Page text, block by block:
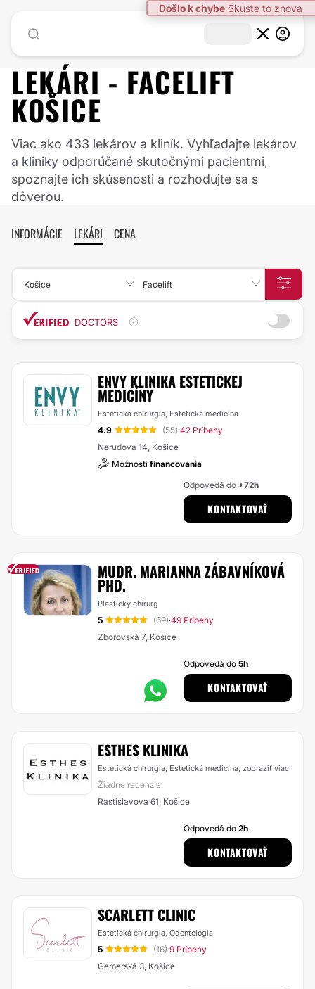
LEKÁRI - FACELIFT
KOŠICE
Viac ako 433 lekárov a kliník. Vyhľadajte lekárov
a kliniky odporúčané skutočnými pacientmi,
spoznajte ich skúsenosti a rozhodujte sa s
dôverou.
INFORMÁCIE LEKÁRI CENA
Košice Facelift
DOCTORS
ENVY KLINIKA ESTETICKEJ
MEDICÍNY
Estetická chirurgia, Estetická medicína
4.9 (55)·42 Príbehy
Nerudova 14, Košice
Možnosti financovania
Odpovedá do +72h
KONTAKTOVAŤ
MUDR. MARIANNA ZÁBAVNÍKOVÁ
PHD.
Plastický chirurg
5 (69)·49 Príbehy
Zborovská 7, Košice
Odpovedá do5h
KONTAKTOVAŤ
ESTHES KLINIKA
Estetická chirurgia, Estetická medicína, zobraziť viac
Žiadne recenzie
Rastislavova 61, Košice
Odpovedá do2h
KONTAKTOVAŤ
SCARLETT CLINIC
Estetická chirurgia, Odontológia
5 (16)·9 Príbehy
Gemerská 3, Košice